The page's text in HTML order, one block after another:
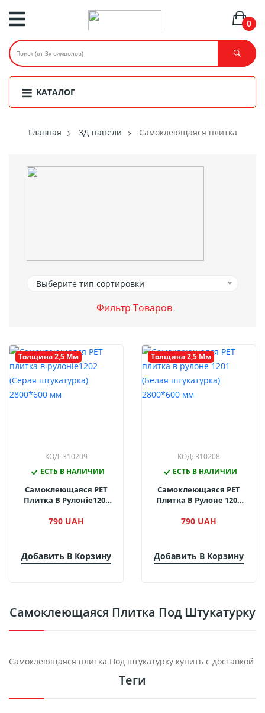
0
КАТАЛОГ
Главная 3Д панели Самоклеющаяся плитка
Выберите тип сортировки
Фильтр Товаров
Толщина 2,5 Мм
КОД: 310209
ЕСТЬ В НАЛИЧИИ
Самоклеющаяся PET
Плитка В Рулоніе1202
2800*600 Мм
790 UAH
Добавить В Корзину
Толщина 2,5 Мм
КОД: 310208
ЕСТЬ В НАЛИЧИИ
Самоклеющаяся PET
Плитка В Рулоне 1201
2800*600 Мм
790 UAH
Добавить В Корзину
Самоклеющаяся Плитка Под Штукатурку
Самоклеющаяся плитка Под штукатурку купить с доставкой
Теги